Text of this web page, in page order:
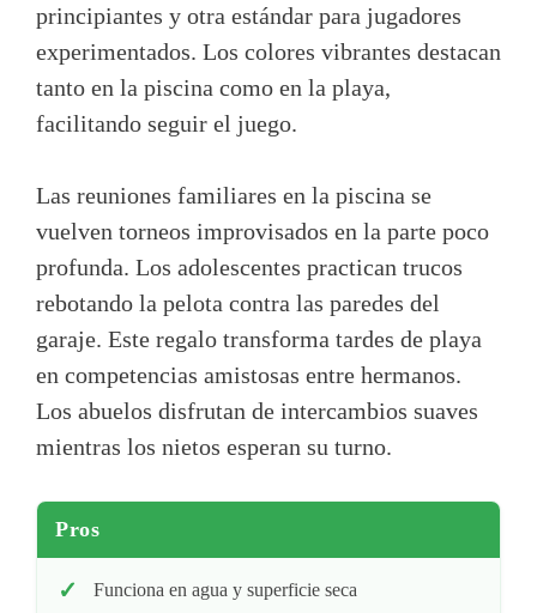
principiantes y otra estándar para jugadores
experimentados. Los colores vibrantes destacan
tanto en la piscina como en la playa,
facilitando seguir el juego.
Las reuniones familiares en la piscina se
vuelven torneos improvisados en la parte poco
profunda. Los adolescentes practican trucos
rebotando la pelota contra las paredes del
garaje. Este regalo transforma tardes de playa
en competencias amistosas entre hermanos.
Los abuelos disfrutan de intercambios suaves
mientras los nietos esperan su turno.
Pros
Funciona en agua y superficie seca